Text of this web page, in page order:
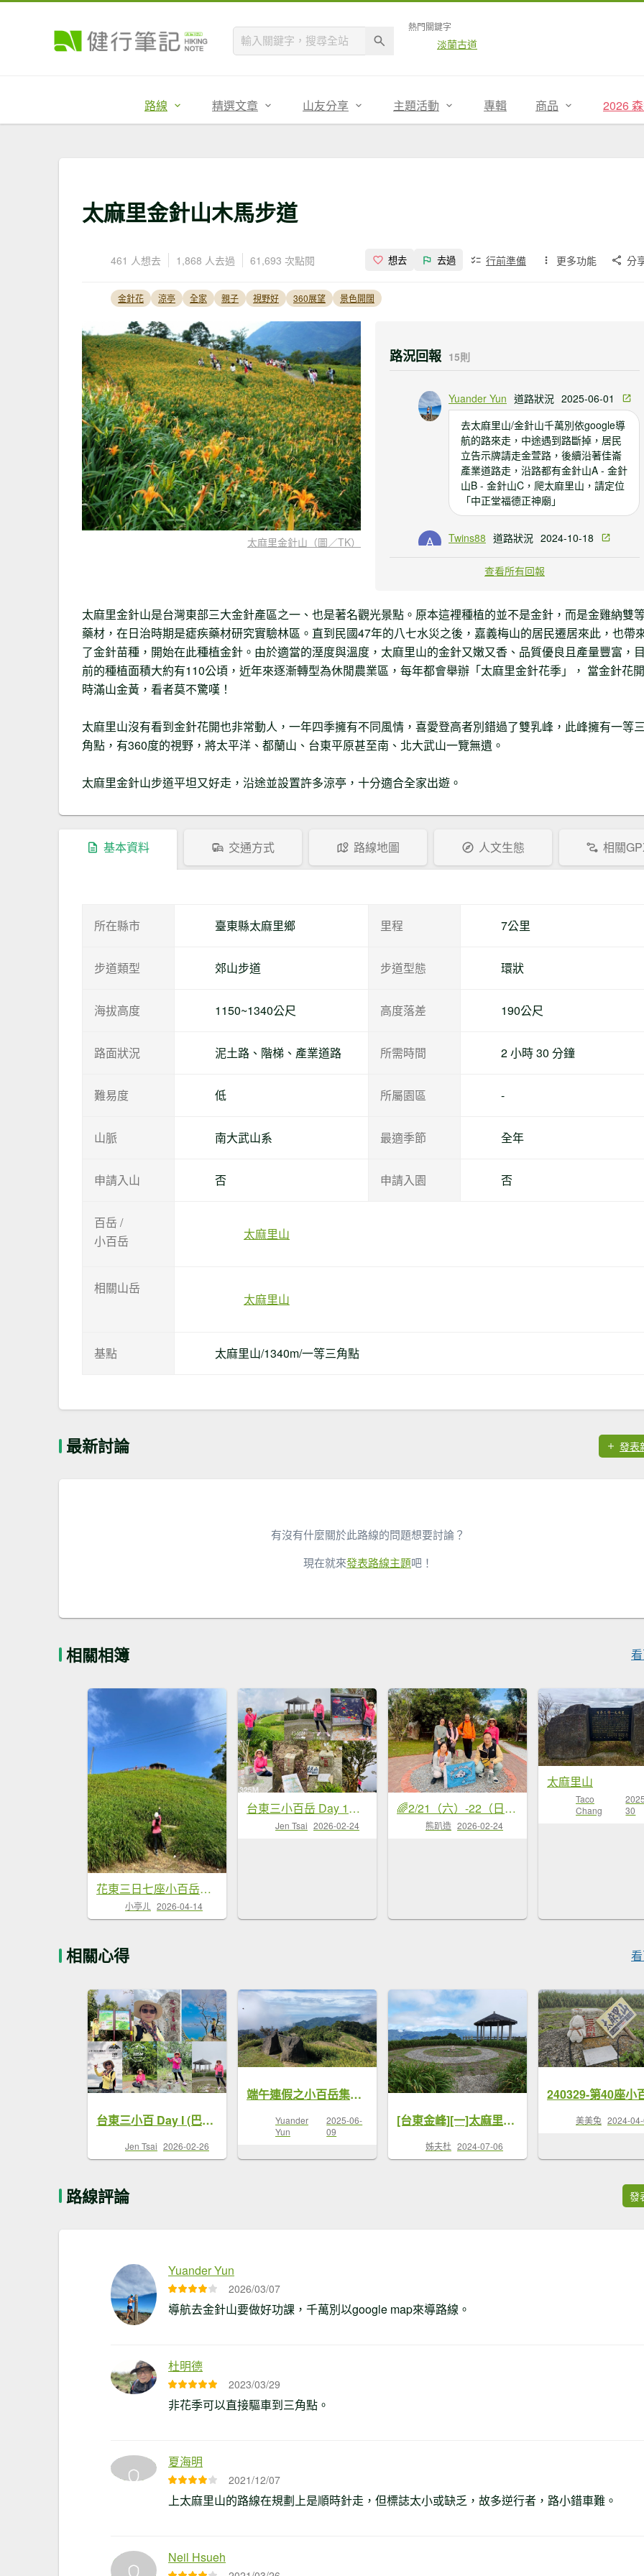
熱門關鍵字
淡蘭古道
路線 精選文章 山友分享 主題活動 專輯 商品 2026
太麻里金針山木馬步道
461 人想去 1,868 人去過 61,693 次點閱 想去 去過 行前準備 更多功能 分
金針花 涼亭 全家 親子 視野好 360展望 景色開闊
太麻里金針山（圖／TK）
路況回報 15則
Yuander Yun 道路狀況 2025-06-01
去太麻里山/金針山千萬別依google導
航的路來走，中途遇到路斷掉，居民
立告示牌請走金萱路，後續沿著佳崙
產業道路走，沿路都有金針山A - 金針
山B - 金針山C，爬太麻里山，請定位
「中正堂福德正神廟」
Twins88 道路狀況 2024-10-18
建議各位上山走金宣路,不要用google
地圖導航,google導航帶的路線目前都
颱風影響目前都是斷,無法通行。 另外
均萱路有定點管制百事端放行的大家
要注意放行時間。
Lili78 步道狀況 2024-10-10
去，四輪傳動有機會
查看所有回報
太麻里金針山是台灣東部三大金針產區之一、也是著名觀光景點。原本這裡種植的並不是金針，而是金雞納雙
藥材，在日治時期是瘧疾藥材研究實驗林區。直到民國47年的八七水災之後，嘉義梅山的居民遷居來此，也帶
了金針苗種，開始在此種植金針。由於適當的溼度與溫度，太麻里山的金針又嫩又香、品質優良且產量豐富，
前的種植面積大約有110公頃，近年來逐漸轉型為休閒農業區，每年都會舉辦「太麻里金針花季」， 當金針花開
時滿山金黃，看者莫不驚嘆！
太麻里山沒有看到金針花開也非常動人，一年四季擁有不同風情，喜愛登高者別錯過了雙乳峰，此峰擁有一等
角點，有360度的視野，將太平洋、都蘭山、台東平原甚至南、北大武山一覽無遺。
太麻里金針山步道平坦又好走，沿途並設置許多涼亭，十分適合全家出遊。
基本資料 交通方式 路線地圖 人文生態 相關
所在縣市 臺東縣太麻里鄉 里程 7公里
步道類型 郊山步道 步道型態 環狀
海拔高度 1150~1340公尺 高度落差 190公尺
路面狀況 泥土路、階梯、產業道路 所需時間 2 小時 30 分鐘
難易度 低 所屬園區 -
山脈 南大武山系 最適季節 全年
申請入山 否 申請入園 否
百岳 /
小百岳
太麻里山
相關山岳
太麻里山
基點 太麻里山/1340m/一等三角點
最新討論 發表
有沒有什麼關於此路線的問題想要討論？
現在就來發表路線主題吧！
相關相簿
花東三日七座小百岳外加池上風情20260411-0413
小亭ㄦ 2026-04-14
台東三小百岳 Day 1：巴塱衛山#96 加奈美山#95 太麻里山#94
Jen Tsai 2026-02-24
🌈2/21（六）-22（日）台東小百岳四座✨FB：熊熊趴爬走🌈
熊趴造 2026-02-24
太麻里山
Taco
Chang
30
相關心得
台東三小百 Day I (巴塱衛山 加奈美山 太麻里山) 走逛台東
Jen Tsai 2026-02-26
端午連假之小百岳集起來-太麻里山
Yuander
Yun
2025-06-
09
[台東金峰][一]太麻里山、鴨子蘭山
姊夫杜 2024-07-06
美美兔 2024-
路線評論 發
Yuander Yun
2026/03/07
導航去金針山要做好功課，千萬別以google map來導路線。
杜明德
2023/03/29
非花季可以直接驅車到三角點。
夏海明
2021/12/07
上太麻里山的路線在規劃上是順時針走，但標誌太小或缺乏，故多逆行者，路小錯車難。
Neil Hsueh